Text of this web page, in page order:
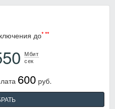
до* **
Мбит
600руб.